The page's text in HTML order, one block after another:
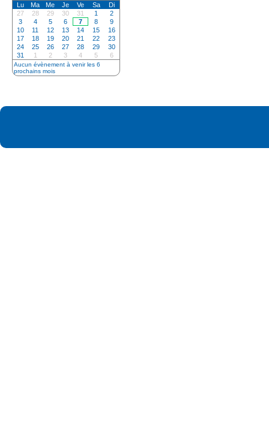
Lu Ma Me Je Ve Sa
Di
27
28 29 30 31 1
2
3
4 5 6 7 8
9
10
11 12 13 14 15
16
17
18 19 20 21 22
23
24
25 26 27 28 29
30
31
1 2 3 4 5 6
Aucun évènement à venir les 6
prochains mois